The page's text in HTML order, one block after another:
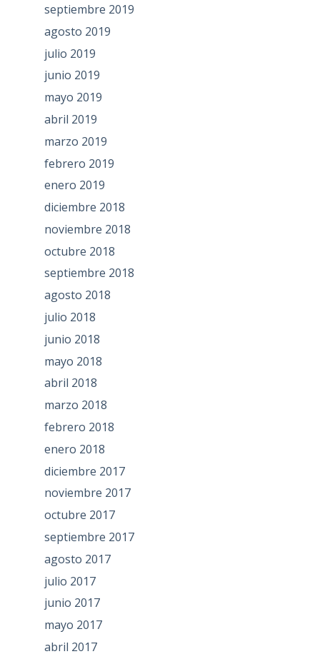
septiembre 2019
agosto 2019
julio 2019
junio 2019
mayo 2019
abril 2019
marzo 2019
febrero 2019
enero 2019
diciembre 2018
noviembre 2018
octubre 2018
septiembre 2018
agosto 2018
julio 2018
junio 2018
mayo 2018
abril 2018
marzo 2018
febrero 2018
enero 2018
diciembre 2017
noviembre 2017
octubre 2017
septiembre 2017
agosto 2017
julio 2017
junio 2017
mayo 2017
abril 2017